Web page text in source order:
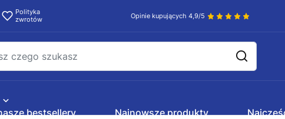
Polityka
zwrotów
Opinie kupujących 4,9/5
bestsellery Najnowsze produkty